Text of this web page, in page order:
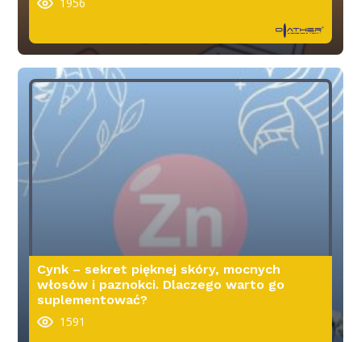
Cynk – sekret pięknej skóry, mocnych
włosów i paznokci. Dlaczego warto go
suplementować?
1591